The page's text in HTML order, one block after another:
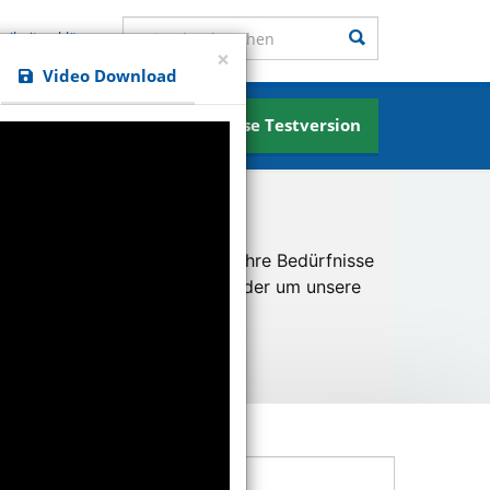
und besser an Ihre Bedürfnisse
unsere Besucher kommen oder um unsere
Kostenlose Testversion
News
Seite durchsuchen Suchen
×
Video Download